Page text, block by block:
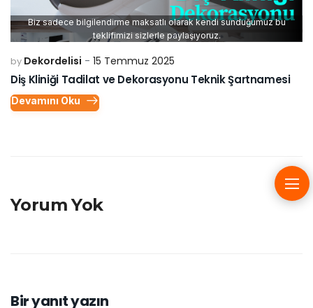
Biz sadece bilgilendirme maksatlı olarak kendi sunduğumuz bu
teklifimizi sizlerle paylaşıyoruz.
by Dekordelisi 15 Temmuz 2025
Diş Kliniği Tadilat ve Dekorasyonu Teknik Şartnamesi
Devamını Oku
Yorum Yok
Bir yanıt yazın